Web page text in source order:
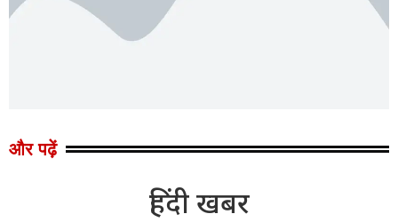
और पढ़ें
हिंदी खबर